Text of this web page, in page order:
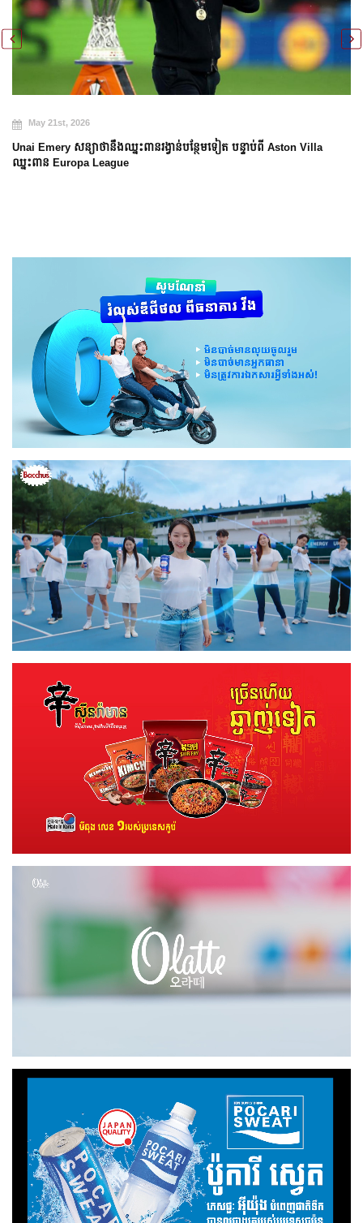
May 21st, 2026
Unai Emery សន្យាថានឹងឈ្នះពានរង្វាន់បន្ថែមទៀត បន្ទាប់ពី Aston Villa
ឈ្នះពាន Europa League